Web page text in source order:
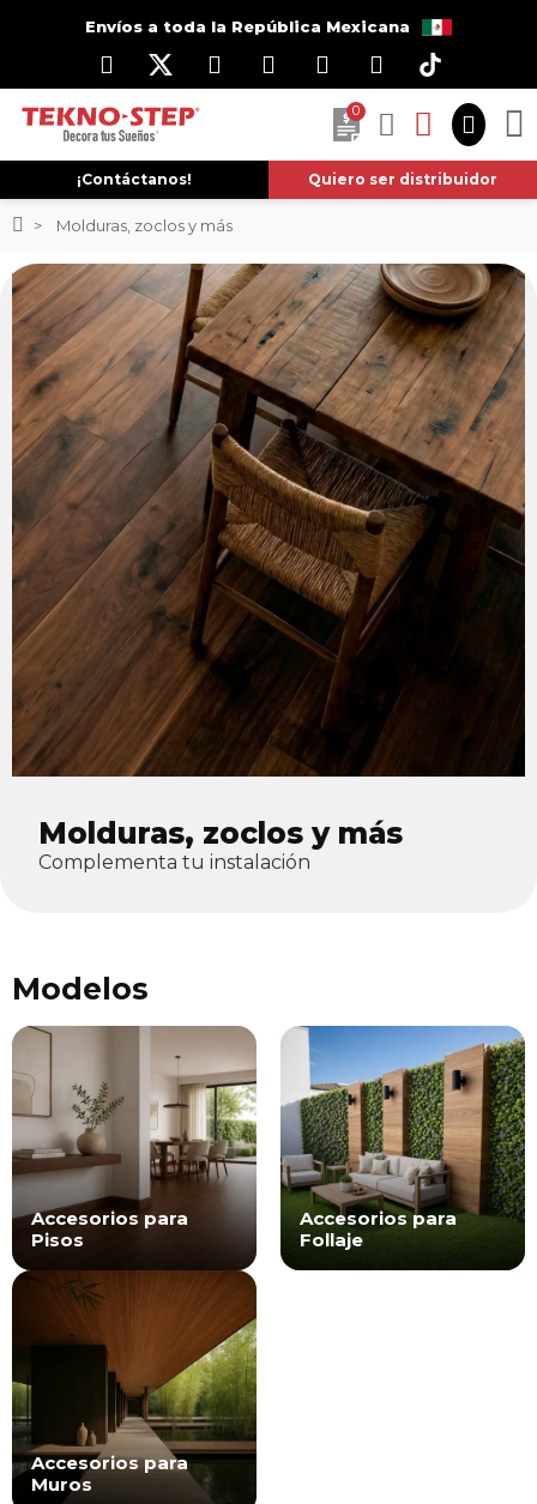
Envíos a toda la República Mexicana
0
¡Contáctanos! Quiero ser distribuidor
Molduras, zoclos y más
Molduras, zoclos y más
Complementa tu instalación
Modelos
Accesorios para
Pisos
Accesorios para
Follaje
Accesorios para
Muros